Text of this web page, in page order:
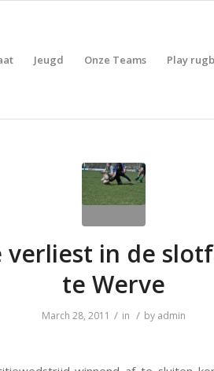
Jeugd Onze Teams Play
verliest in de
te Werve
March 28, 2011 / in / by admin